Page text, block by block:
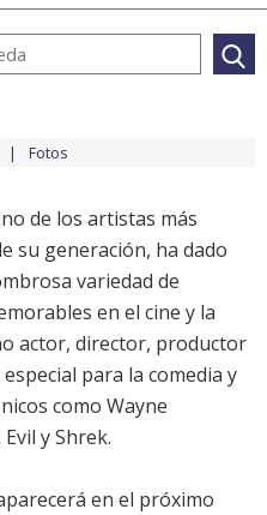
Fotos
de los artistas más
su generación, ha dado
variedad de
en el cine y la
actor, director, productor
para la comedia y
como Wayne
y Shrek.
en el próximo